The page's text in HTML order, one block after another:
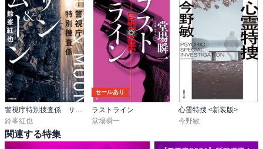
鈴峯紅也
セールあり
ラストライン
堂場瞬一
心霊特捜 <新装版>
今野敏
関連する特集